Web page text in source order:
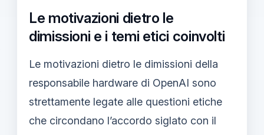
Le motivazioni dietro le
dimissioni e i temi etici coinvolti
Le motivazioni dietro le dimissioni della
responsabile hardware di OpenAI sono
strettamente legate alle questioni etiche
che circondano l’accordo siglato con il